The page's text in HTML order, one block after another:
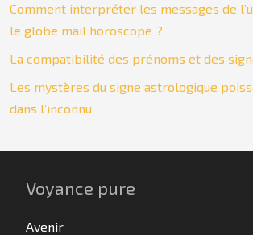
Comment interpréter les messages de
le globe mail horoscope ?
La compatibilité des prénoms et des
Les mystères du signe astrologique
dans l’inconnu
Voyance pure
Avenir